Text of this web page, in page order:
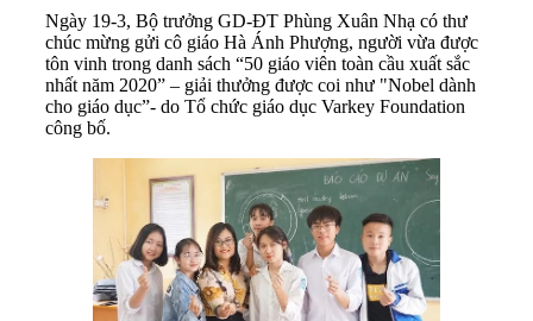
Ngày 19-3, Bộ trưởng GD-ĐT Phùng Xuân Nhạ có thư
chúc mừng gửi cô giáo Hà Ánh Phượng, người vừa được
tôn vinh trong danh sách “50 giáo viên toàn cầu xuất sắc
nhất năm 2020” – giải thưởng được coi như "Nobel dành
cho giáo dục”- do Tổ chức giáo dục Varkey Foundation
công bố.